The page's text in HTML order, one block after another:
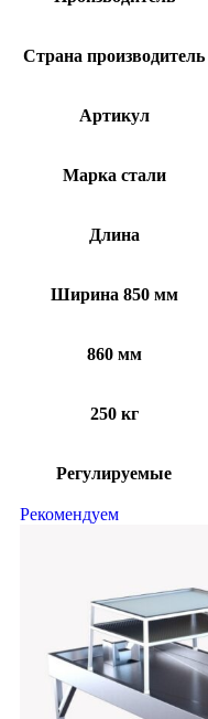
Страна производитель
Артикул
Марка стали
Длина
Ширина 850 мм
860 мм
250 кг
Регулируемые
Рекомендуем